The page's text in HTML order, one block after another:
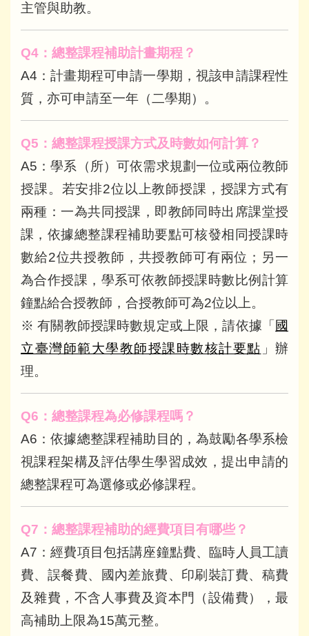
主管與助教。
Q4 ：總整課程補助計畫期程？
A4：計畫期程可申請一學期，視該申請課程性
質，亦可申請至一年（二學期）。
Q5 ：總整課程授課方式及時數如何計算？
A5：學系（所）可依需求規劃一位或兩位教師
授課。若安排2位以上教師授課，授課方式有
兩種：一為共同授課，即教師同時出席課堂授
課，依據總整課程補助要點可核發相同授課時
數給2位共授教師，共授教師可有兩位；另一
為合作授課，學系可依教師授課時數比例計算
鐘點給合授教師，合授教師可為2位以上。
※ 有關教師授課時數規定或上限，請依據「 國
立臺灣師範大學教師授課時數核計要點 」辦
理。
Q6 ：總整課程為必修課程嗎？
A6：依據總整課程補助目的，為鼓勵各學系檢
視課程架構及評估學生學習成效，提出申請的
總整課程可為選修或必修課程。
Q7 ：總整課程補助的經費項目有哪些？
A7：經費項目包括講座鐘點費、臨時人員工讀
費、誤餐費、國內差旅費、印刷裝訂費、稿費
及雜費，不含人事費及資本門（設備費），最
高補助上限為15萬元整。